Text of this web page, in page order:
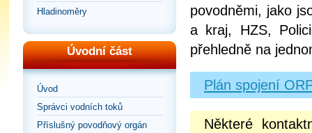
Hladinoměry
Úvodní část
Úvod
Správci vodních toků
Příslušný povodňový orgán
povodněmi, jako
a kraj, HZS,
přehledně na
Plán spojení
Některé